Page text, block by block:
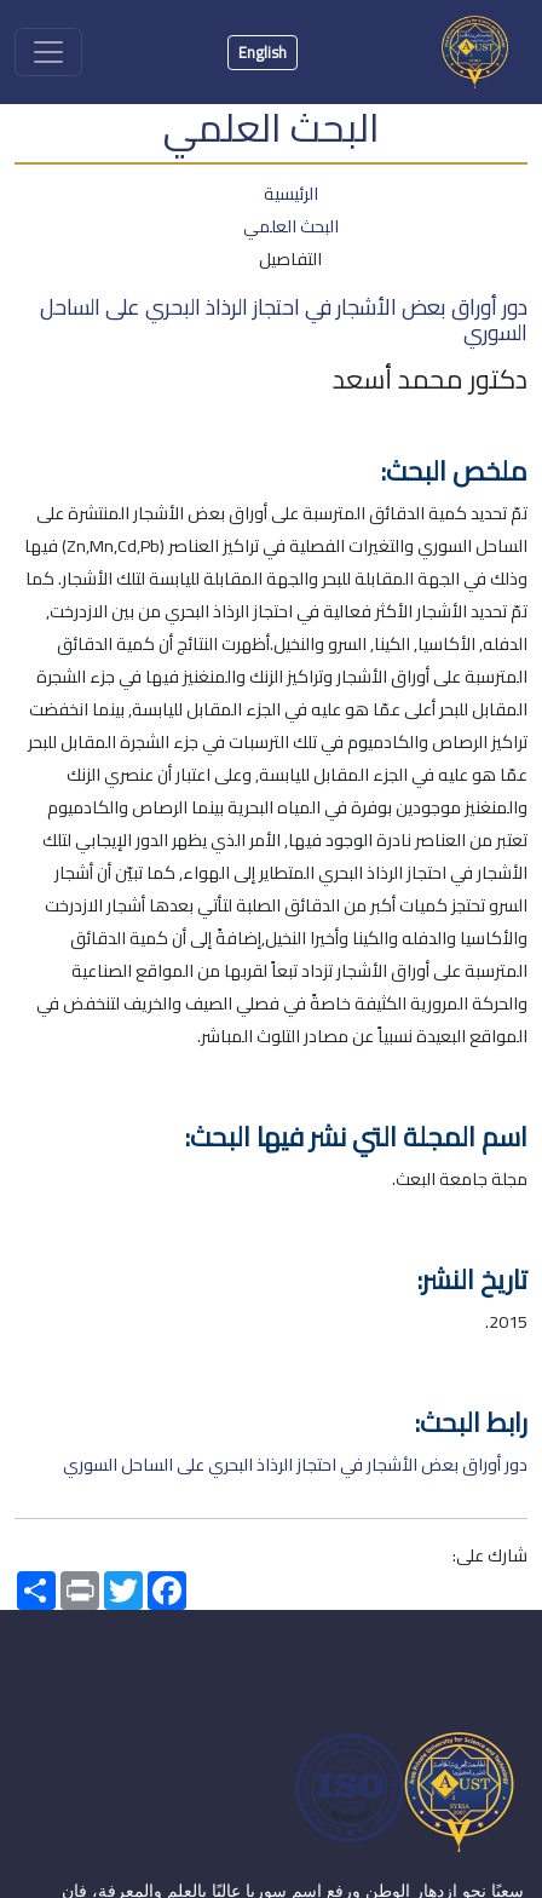
English
البحث العلمي
الرئيسية
البحث العلمي
التفاصيل
دور أوراق بعض الأشجار في احتجاز الرذاذ البحري على الساحل
السوري
دكتور محمد أسعد
ملخص البحث:
تمّ تحديد كمية الدقائق المترسبة على أوراق بعض الأشجار المنتشرة على
الساحل السوري والتغيرات الفصلية في تراكيز العناصر (Zn,Mn,Cd,Pb) فيها
وذلك في الجهة المقابلة للبحر والجهة المقابلة لليابسة لتلك الأشجار. كما
تمّ تحديد الأشجار الأكثر فعالية في احتجاز الرذاذ البحري من بين الازدرخت,
الدفله, الأكاسيا, الكينا, السرو والنخيل.أظهرت النتائج أن كمية الدقائق
المترسبة على أوراق الأشجار وتراكيز الزنك والمنغنيز فيها في جزء الشجرة
المقابل للبحر أعلى عمّا هو عليه في الجزء المقابل لليابسة, بينما انخفضت
تراكيز الرصاص والكادميوم في تلك الترسبات في جزء الشجرة المقابل للبحر
عمّا هو عليه في الجزء المقابل لليابسة, وعلى اعتبار أن عنصري الزنك
والمنغنيز موجودين بوفرة في المياه البحرية بينما الرصاص والكادميوم
تعتبر من العناصر نادرة الوجود فيها, الأمر الذي يظهر الدور الإيجابي لتلك
الأشجار في احتجاز الرذاذ البحري المتطاير إلى الهواء, كما تبيّن أن أشجار
السرو تحتجز كميات أكبر من الدقائق الصلبة لتأتي بعدها أشجار الازدرخت
والأكاسيا والدفله والكينا وأخيرا النخيل,إضافةً إلى أن كمية الدقائق
المترسبة على أوراق الأشجار تزداد تبعاً لقربها من المواقع الصناعية
والحركة المرورية الكثيفة خاصةً في فصلي الصيف والخريف لتنخفض في
المواقع البعيدة نسبياً عن مصادر التلوث المباشر.
اسم المجلة التي نشر فيها البحث:
مجلة جامعة البعث.
تاريخ النشر:
2015.
رابط البحث:
دور أوراق بعض الأشجار في احتجاز الرذاذ البحري على الساحل السوري
شارك على:
Share PrintTwitterFacebook
سعيًا نحو ازدهار الوطن ورفع اسم سوريا عاليًا بالعلم والمعرفة، فإن